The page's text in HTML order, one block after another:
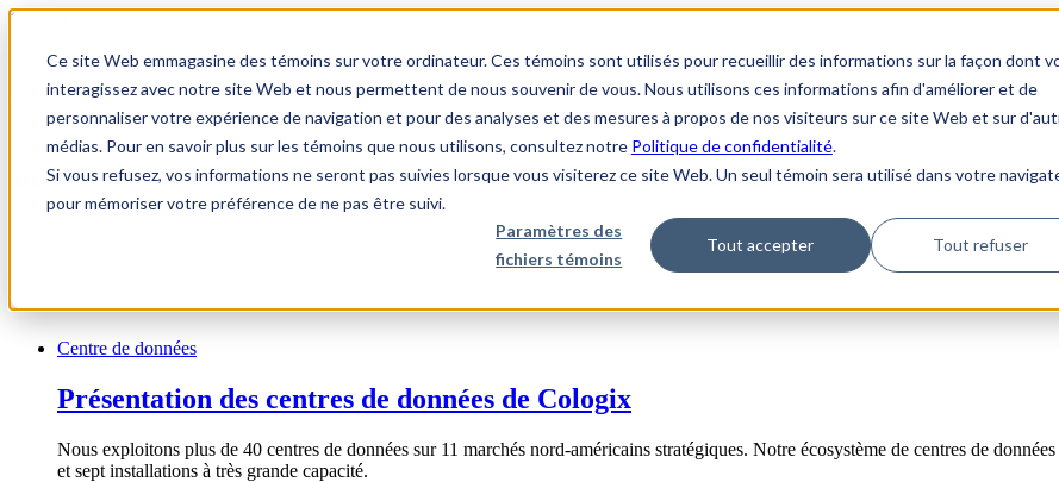
Ce site Web emmagasine des témoins sur votre ordinateur. Ces témoins sont utilisés pour recueillir des informations sur la façon dont
interagissez avec notre site Web et nous permettent de nous souvenir de vous. Nous utilisons ces informations afin d'améliorer et de
personnaliser votre expérience de navigation et pour des analyses et des mesures à propos de nos visiteurs sur ce site Web et sur
médias. Pour en savoir plus sur les témoins que nous utilisons, consultez notre Politique de confidentialité.
Si vous refusez, vos informations ne seront pas suivies lorsque vous visiterez ce site Web. Un seul témoin sera utilisé dans votre
pour mémoriser votre préférence de ne pas être suivi.
Paramètres des
fichiers témoins
Tout accepter Tout refuser
1.866.931.9661
Login
FR
Centre de données
Présentation des centres de données de Cologix
Nous exploitons plus de 40 centres de données sur 11 marchés nord-américains stratégiques. Notre écosystème de centres de
et sept installations à très grande capacité.